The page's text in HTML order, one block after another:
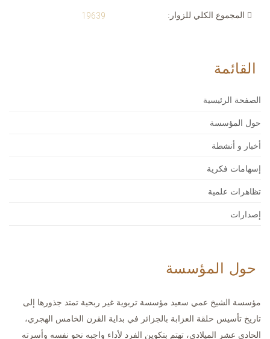
المجموع الكلي للزوار: 19639
القائمة
الصفحة الرئيسية
حول المؤسسة
أخبار و أنشطة
إسهامات فكرية
تظاهرات علمية
إصدارات
حول المؤسسة
مؤسسة الشيخ عمي سعيد مؤسسة تربوية غير ربحية تمتد جذورها إلى
تاريخ تأسيس حلقة العزابة بالجزائر في بداية القرن الخامس الهجري،
الحادي عشر الميلادي، تهتم بتكوين الفرد لأداء واجبه نحو نفسه وأسرته